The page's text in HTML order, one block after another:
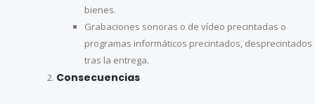
bienes.
Grabaciones sonoras o de vídeo precintadas o
programas informáticos precintados, desprecintados
tras la entrega.
Consecuencias